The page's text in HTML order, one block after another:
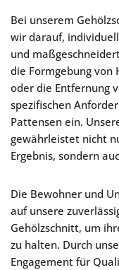
Bei unserem
wir darauf,
und
die Formgebung von
oder die Entfernung
spezifischen
Pattensen ein.
gewährleistet nicht
Ergebnis, sondern
Die Bewohner und
auf unsere
Gehölzschnitt, um
zu halten. Durch
Engagement für